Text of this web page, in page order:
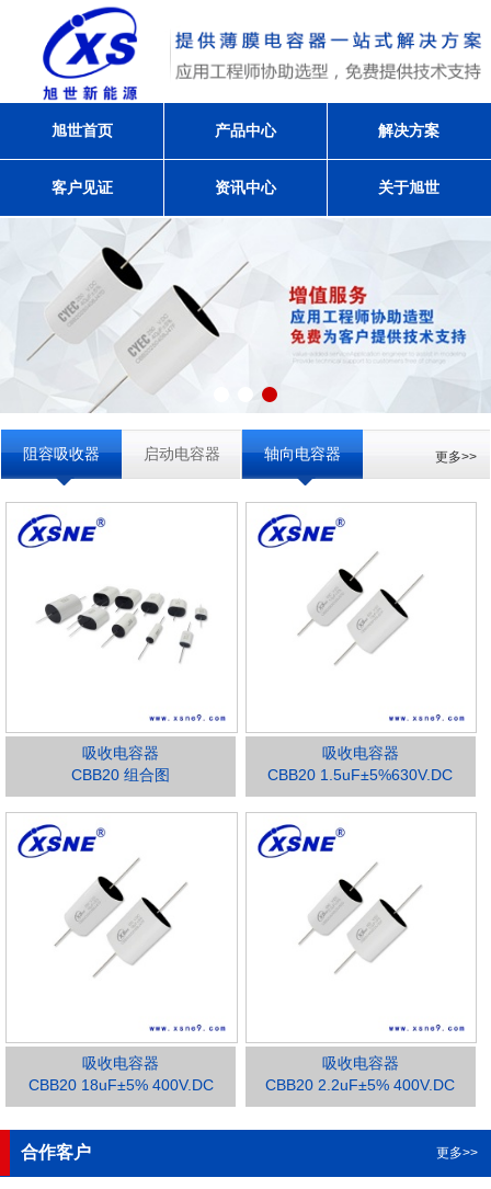
旭世首页 产品中心 解决方案
客户见证 资讯中心 关于旭世
阻容吸收器 启动电容器 轴向电容器 更多>>
吸收电容器
CBB20 组合图
吸收电容器
CBB20 1.5uF±5%630V.DC
吸收电容器
CBB20 18uF±5% 400V.DC
吸收电容器
CBB20 2.2uF±5% 400V.DC
合作客户 更多>>